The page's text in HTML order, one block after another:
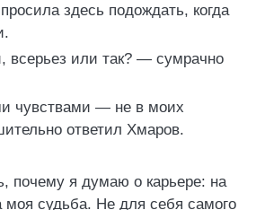
здесь подождать, когда
или так? — сумрачно
чувствами — не в моих
ответил Хмаров.
почему я думаю о карьере: на
моя судьба. Не для себя самого